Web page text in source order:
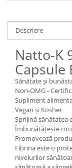
Descriere
Natto-K
Capsule
Sănătate și
Non-OMG -
Supliment
Vegan și Kosher
Sprijină sănătatea
Îmbunătățește
Promovează
Fibrina este o
nivelurilor